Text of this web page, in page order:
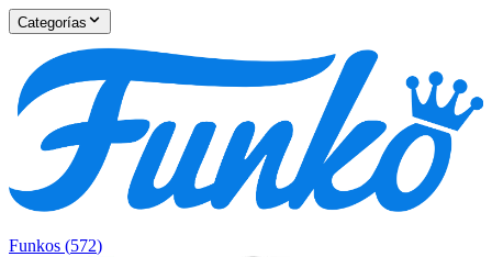
Categorías
Funkos (572)